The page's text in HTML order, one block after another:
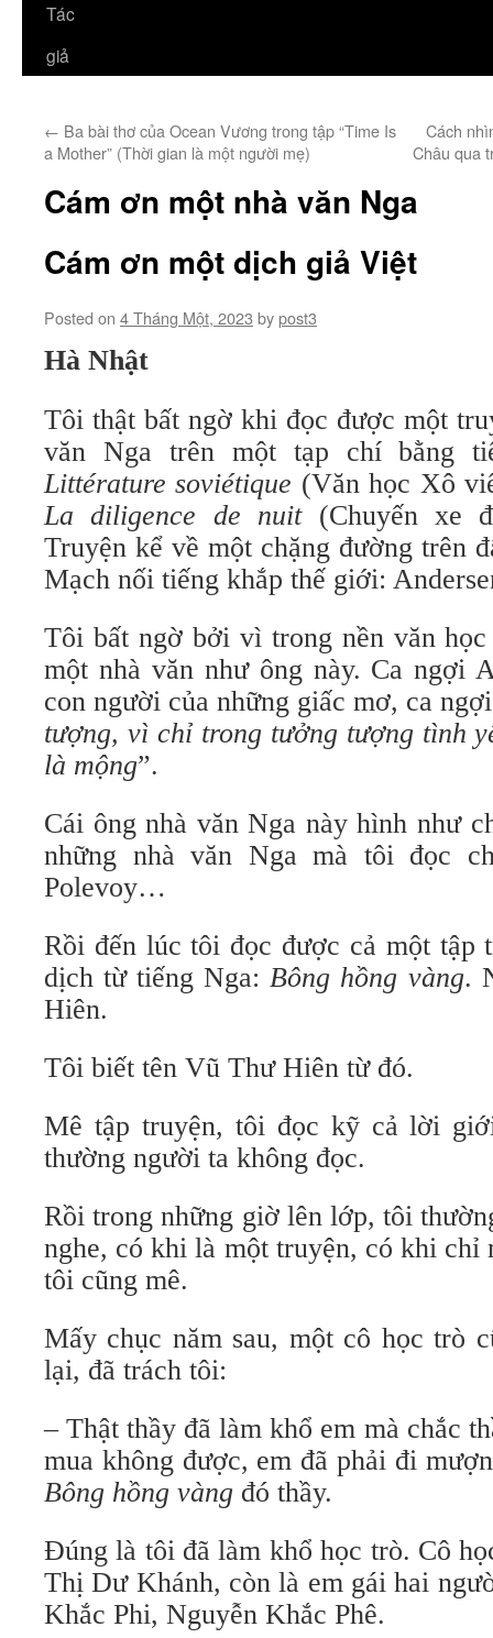
Tác
giả
← Ba bài thơ của Ocean Vương trong tập “Time Is
a Mother” (Thời gian là một người mẹ)
Cách
Châu qua
Cám ơn một nhà văn Nga
Cám ơn một dịch giả Việt
Posted on 4 Tháng Một, 2023 bypost3
Hà Nhật
Tôi thật bất ngờ khi đọc được một
văn Nga trên một tạp chí bằng
Littérature soviétique (Văn học Xô
La diligence de nuit(Chuyến xe
Truyện kể về một chặng đường trên
Mạch nối tiếng khắp thế giới:
Tôi bất ngờ bởi vì trong nền văn
một nhà văn như ông này. Ca ngợi
con người của những giấc mơ, ca
tượng, vì chỉ trong tưởng tượng tình
là mộng”.
Cái ông nhà văn Nga này hình như
những nhà văn Nga mà tôi đọc
Polevoy…
Rồi đến lúc tôi đọc được cả một tập
dịch từ tiếng Nga:Bông hồng vàng.
Hiên.
Tôi biết tên Vũ Thư Hiên từ đó.
Mê tập truyện, tôi đọc kỹ cả lời
thường người ta không đọc.
Rồi trong những giờ lên lớp, tôi
nghe, có khi là một truyện, có khi chỉ
tôi cũng mê.
Mấy chục năm sau, một cô học trò
lại, đã trách tôi:
– Thật thầy đã làm khổ em mà chắc
mua không được, em đã phải đi
Bông hồng vàng đó thầy.
Đúng là tôi đã làm khổ học trò. Cô
Thị Dư Khánh, còn là em gái hai
Khắc Phi, Nguyễn Khắc Phê.